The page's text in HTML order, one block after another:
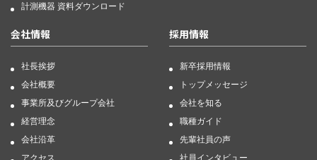
計測機器 資料ダウンロード
会社情報
社長挨拶
会社概要
事業所及びグループ会社
経営理念
会社沿革
アクセス
採用情報
新卒採用情報
トップメッセージ
会社を知る
職種ガイド
先輩社員の声
社員インタビュー